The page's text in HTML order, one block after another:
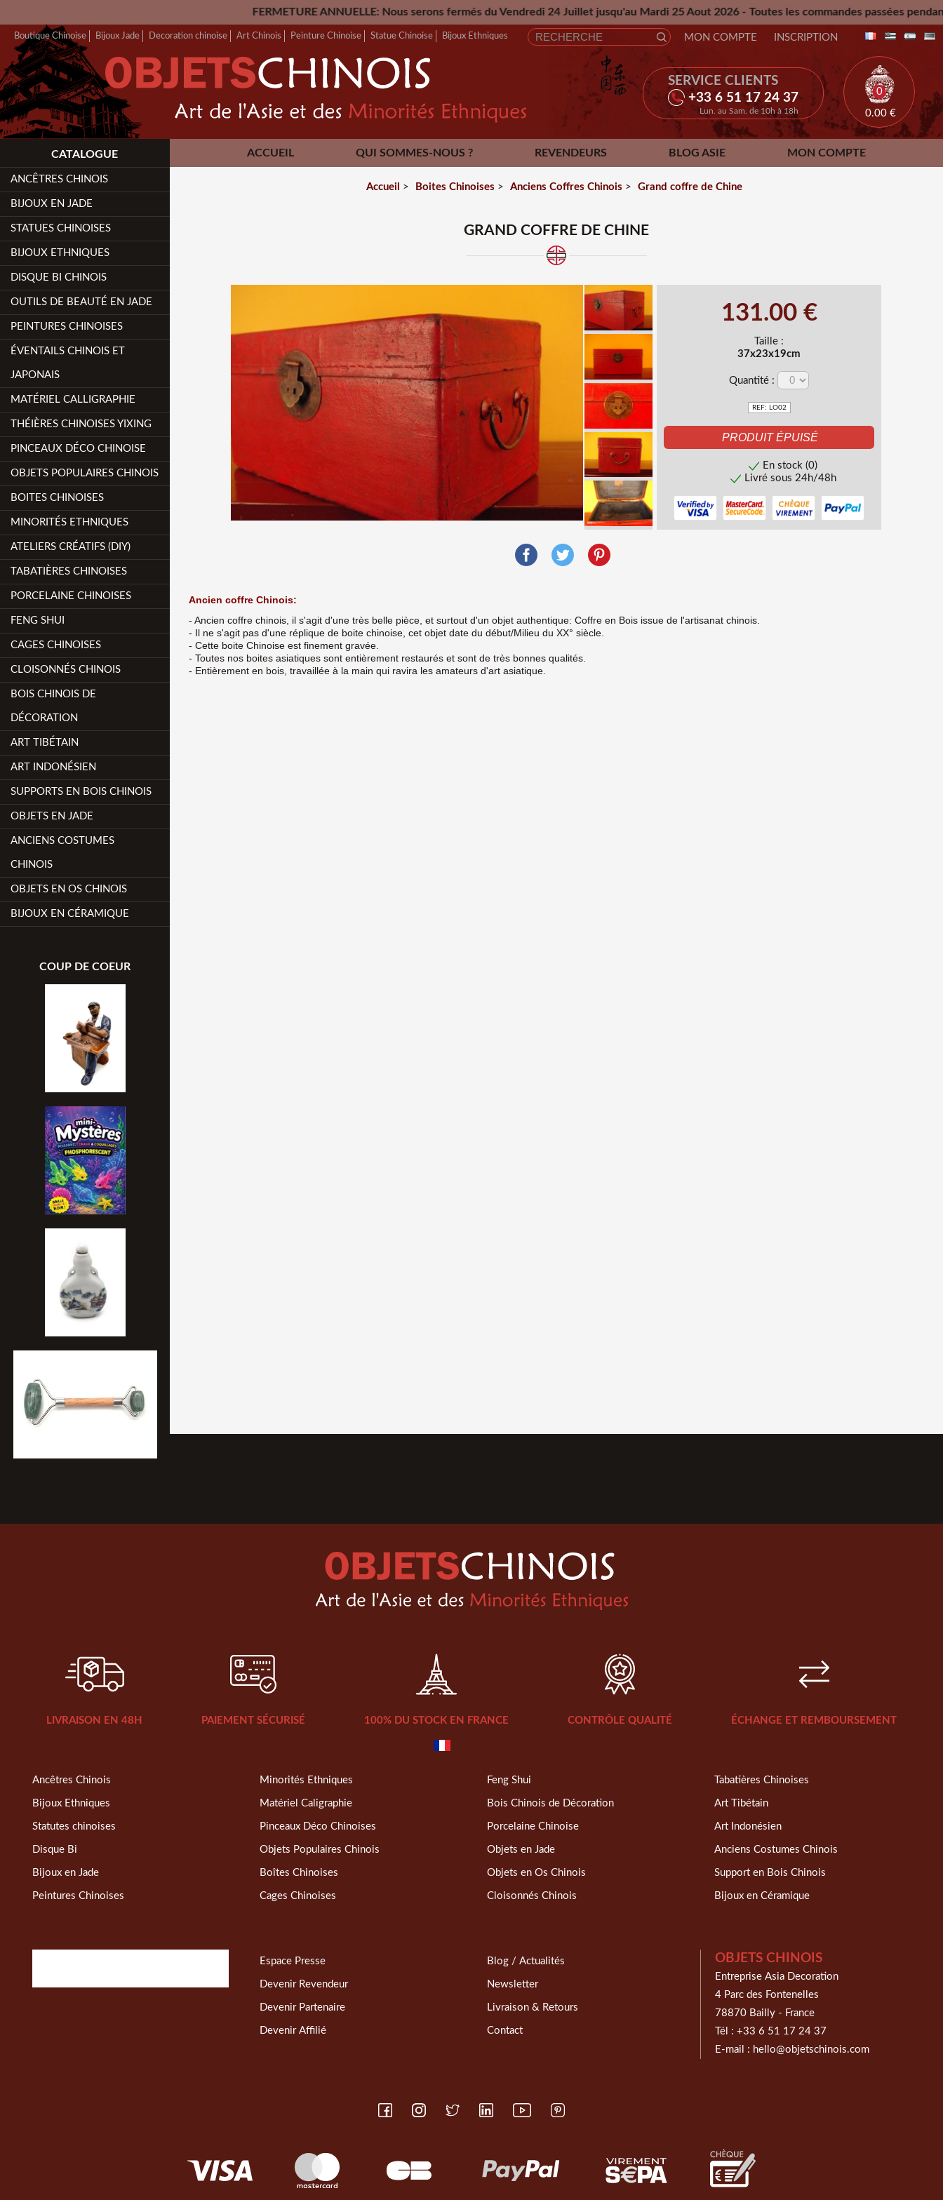
FERMETURE ANNUELLE: Nous serons fermés du Vendredi 24 Juillet jusqu'au Mardi 25 Aout 2026 - Toutes les commandes passées pendant cette
Boutique Chinoise Bijoux Jade Decoration chinoise Art Chinois Peinture Chinoise Statue Chinoise Bijoux Ethniques
SERVICE CLIENTS
+33 6 51 17 24 37
Lun. au Sam. de 10h à 18h
MON COMPTE INSCRIPTION
0
0.00 €
ACCUEIL QUI SOMMES-NOUS ? REVENDEURS BLOG ASIE MON COMPTE
CONTACT
CATALOGUE
ANCÊTRES CHINOIS
BIJOUX EN JADE
STATUES CHINOISES
BIJOUX ETHNIQUES
DISQUE BI CHINOIS
OUTILS DE BEAUTÉ EN JADE
PEINTURES CHINOISES
ÉVENTAILS CHINOIS ET
JAPONAIS
MATÉRIEL CALLIGRAPHIE
THÉIÈRES CHINOISES YIXING
PINCEAUX DÉCO CHINOISE
OBJETS POPULAIRES CHINOIS
BOITES CHINOISES
MINORITÉS ETHNIQUES
ATELIERS CRÉATIFS (DIY)
TABATIÈRES CHINOISES
PORCELAINE CHINOISES
FENG SHUI
CAGES CHINOISES
CLOISONNÉS CHINOIS
BOIS CHINOIS DE
DÉCORATION
ART TIBÉTAIN
ART INDONÉSIEN
SUPPORTS EN BOIS CHINOIS
OBJETS EN JADE
ANCIENS COSTUMES
CHINOIS
OBJETS EN OS CHINOIS
BIJOUX EN CÉRAMIQUE
COUP DE COEUR
Accueil > Boites Chinoises > Anciens Coffres Chinois > Grand coffre de Chine
GRAND COFFRE DE CHINE
131.00 €
Taille :
37x23x19cm
Quantité :
REF: LO02
En stock (0)
Livré sous 24h/48h
Ancien coffre Chinois:
- Ancien coffre chinois, il s'agit d'une très belle pièce, et surtout d'un objet authentique: Coffre en Bois issue de l'artisanat chinois.
- Il ne s'agit pas d'une réplique de boite chinoise, cet objet date du début/Milieu du XX° siècle.
- Cette boite Chinoise est finement gravée.
- Toutes nos boites asiatiques sont entièrement restaurés et sont de très bonnes qualités.
- Entièrement en bois, travaillée à la main qui ravira les amateurs d'art asiatique.
LIVRAISON EN 48H PAIEMENT SÉCURISÉ 100% DU STOCK EN FRANCE CONTRÔLE QUALITÉ ÉCHANGE ET REMBOURSEMENT
Ancêtres Chinois
Bijoux Ethniques
Statutes chinoises
Disque Bi
Bijoux en Jade
Peintures Chinoises
Minorités Ethniques
Matériel Caligraphie
Pinceaux Déco Chinoises
Objets Populaires Chinois
Boîtes Chinoises
Cages Chinoises
Feng Shui
Bois Chinois de Décoration
Porcelaine Chinoise
Objets en Jade
Objets en Os Chinois
Cloisonnés Chinois
Tabatières Chinoises
Art Tibétain
Art Indonésien
Anciens Costumes Chinois
Support en Bois Chinois
Bijoux en Céramique
Espace Presse
Devenir Revendeur
Devenir Partenaire
Devenir Affilié
Blog / Actualités
Newsletter
Livraison & Retours
Contact
OBJETS CHINOIS
Entreprise Asia Decoration
4 Parc des Fontenelles
78870 Bailly - France
Tél : +33 6 51 17 24 37
E-mail : hello@objetschinois.com